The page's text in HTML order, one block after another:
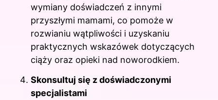
wymiany doświadczeń z innymi
przyszłymi mamami, co pomoże w
rozwianiu wątpliwości i uzyskaniu
praktycznych wskazówek dotyczących
ciąży oraz opieki nad noworodkiem.
Skonsultuj się z doświadczonymi
specjalistami